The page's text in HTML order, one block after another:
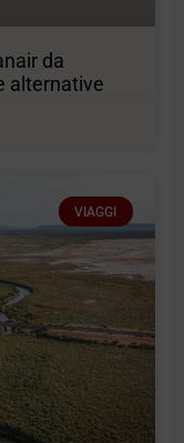
da
alternative
VIAGGI